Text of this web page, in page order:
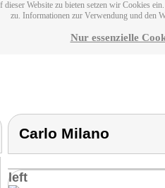
dieser Website zu bieten setzen wir Cookies
zu. Informationen zur Verwendung und den
Nur essenzielle
Carlo Milano
left